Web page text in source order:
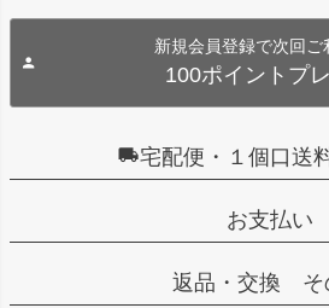
新規会員登録で次回ご
100ポイントプ
宅配便・１個口送
お支払い
返品・交換 そ